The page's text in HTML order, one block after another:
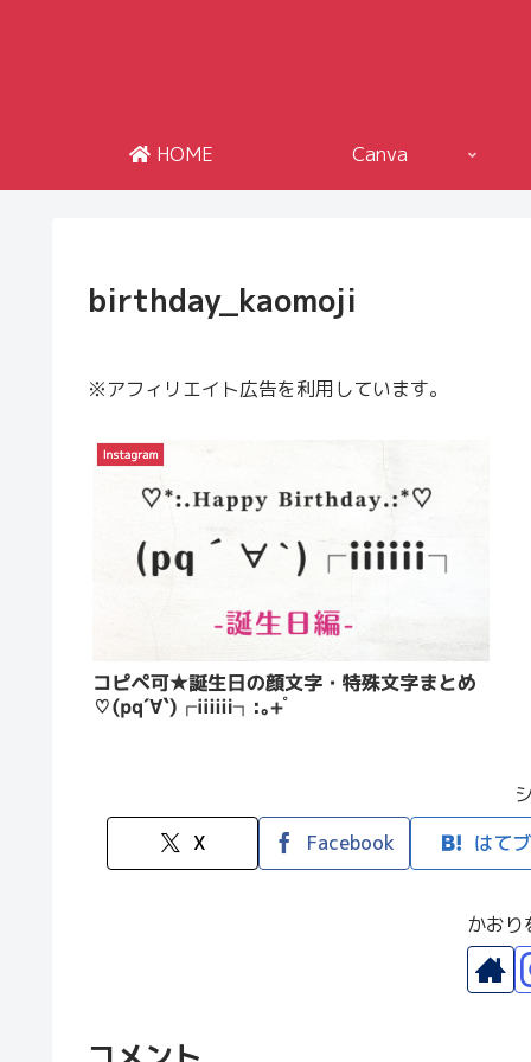
HOME Canva
birthday_kaomoji
※アフィリエイト広告を利用しています。
X
Facebook はてブ
かおり